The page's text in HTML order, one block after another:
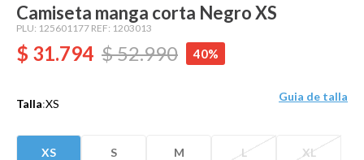
Camiseta manga corta Negro XS
PLU: 125601177 REF: 1203013
$ 31.794 $52.990 40%
Talla:XS
Guia de talla
XS S M L XL
Carters
Silla Mecedora Bebé
Cuna Colecho
Cartas Pokemon